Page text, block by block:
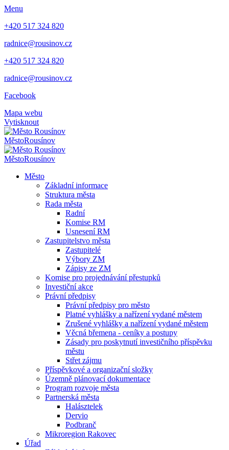
Menu
+420 517 324 820
radnice@rousinov.cz
+420 517 324 820
radnice@rousinov.cz
Facebook
Mapa webu
Vytisknout
MěstoRousínov
MěstoRousínov
Město
Základní informace
Struktura města
Rada města
Radní
Komise RM
Usnesení RM
Zastupitelstvo města
Zastupitelé
Výbory ZM
Zápisy ze ZM
Komise pro projednávání přestupků
Investiční akce
Právní předpisy
Právní předpisy pro město
Platné vyhlášky a nařízení vydané městem
Zrušené vyhlášky a nařízení vydané městem
Věcná břemena - ceníky a postupy
Zásady pro poskytnutí investičního příspěvku
městu
Střet zájmu
Příspěvkové a organizační složky
Územně plánovací dokumentace
Program rozvoje města
Partnerská města
Halásztelek
Dervio
Podbranč
Mikroregion Rakovec
Úřad